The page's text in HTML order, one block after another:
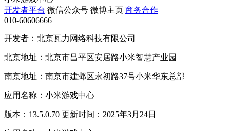
开发者平台 微信公众号 微博主页 商务合作
010-60606666
开发者：北京瓦力网络科技有限公司
北京地址：北京市昌平区安居路小米智慧产业园
南京地址：南京市建邺区永初路37号小米华东总部
应用名称：小米游戏中心
版本：13.5.0.70 更新时间：2025年3月24日